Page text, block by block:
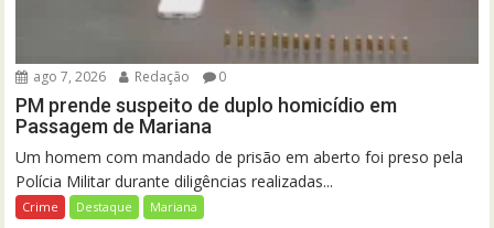
ago 7, 2026 Redação 0
PM prende suspeito de duplo homicídio em
Passagem de Mariana
Um homem com mandado de prisão em aberto foi preso pela
Polícia Militar durante diligências realizadas...
Crime Destaque Mariana